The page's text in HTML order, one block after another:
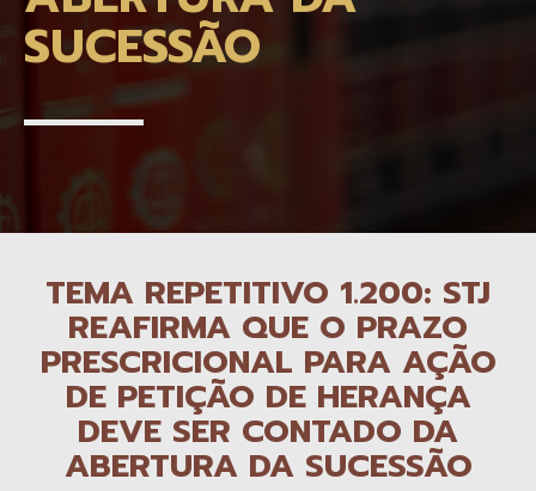
SUCESSÃO
TEMA REPETITIVO 1.200: STJ
REAFIRMA QUE O PRAZO
PRESCRICIONAL PARA AÇÃO
DE PETIÇÃO DE HERANÇA
DEVE SER CONTADO DA
ABERTURA DA SUCESSÃO